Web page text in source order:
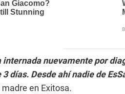
internada nuevamente por
días. Desde ahí nadie de
en Exitosa.